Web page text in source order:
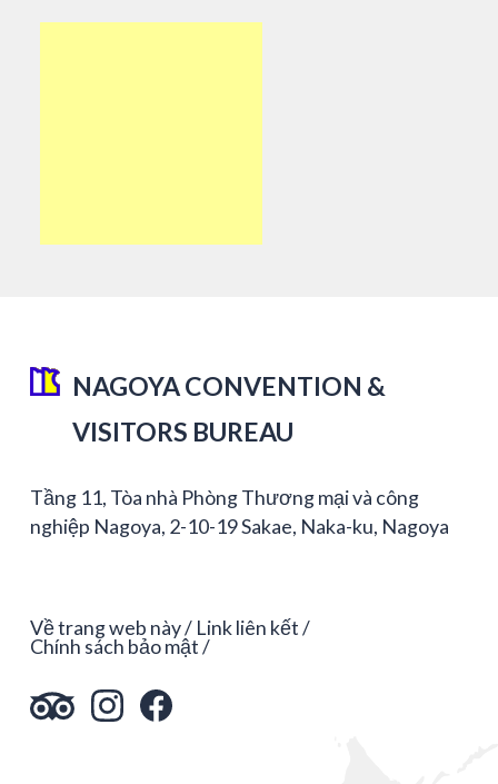
NAGOYA CONVENTION &
VISITORS BUREAU
Tầng 11, Tòa nhà Phòng Thương mại và công
nghiệp Nagoya, 2-10-19 Sakae, Naka-ku, Nagoya
Về trang web này Link liên kết
Chính sách bảo mật